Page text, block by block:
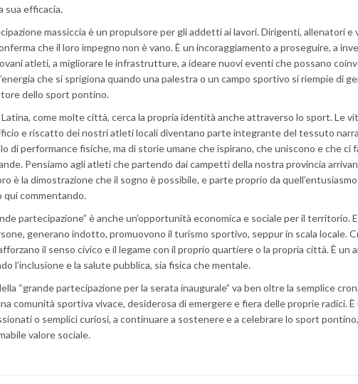
sua efficacia.
massiccia è un propulsore per gli addetti ai lavori. Dirigenti, allenatori
che il loro impegno non è vano. È un incoraggiamento a proseguire, a
atleti, a migliorare le infrastrutture, a ideare nuovi eventi che possano
che si sprigiona quando una palestra o un campo sportivo si riempie di
dello sport pontino.
come molte città, cerca la propria identità anche attraverso lo sport. Le
e riscatto dei nostri atleti locali diventano parte integrante del tessuto
di performance fisiche, ma di storie umane che ispirano, che uniscono e che ci
Pensiamo agli atleti che partendo dai campetti della nostra provincia
è la dimostrazione che il sogno è possibile, e parte proprio da
qui commentando.
partecipazione” è anche un’opportunità economica e sociale per il territorio.
generano indotto, promuovono il turismo sportivo, seppur in scala locale.
il senso civico e il legame con il proprio quartiere o la propria città. È
l’inclusione e la salute pubblica, sia fisica che mentale.
“grande partecipazione per la serata inaugurale” va ben oltre la semplice
comunità sportiva vivace, desiderosa di emergere e fiera delle proprie radici.
o semplici curiosi, a continuare a sostenere e a celebrare lo sport
valore sociale.